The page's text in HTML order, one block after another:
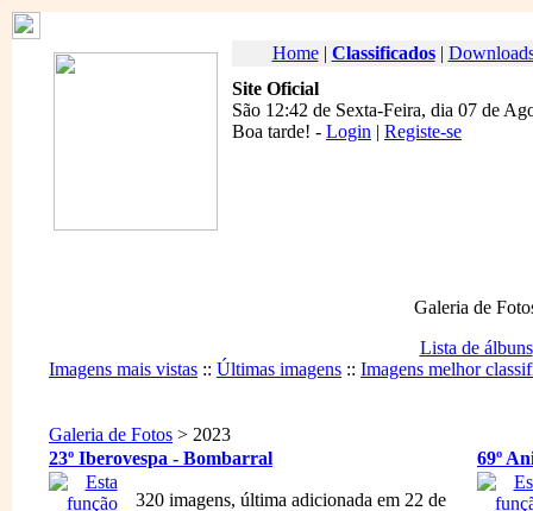
Home| Classificados|
Site Oficial
São 12:42 de Sexta-Feira, dia 07 de
Boa tarde! - Login | Registe-se
Galeria de
Lista de álbuns
Imagens mais vistas :: Últimas imagens :: Imagens melhor
Galeria de Fotos > 2023
23º Iberovespa - Bombarral
320 imagens, última adicionada em 22 de
69º